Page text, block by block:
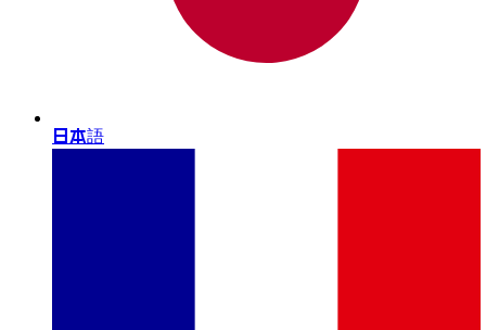
日本語